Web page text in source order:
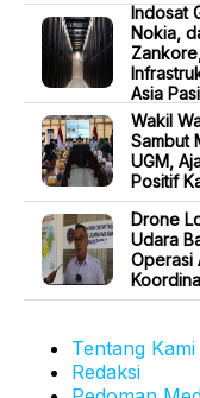
Indosat
Nokia,
Asia
Wakil
Sambut
UGM,
Positif
Drone
Udara
Operasi
Tentang Kami
Redaksi